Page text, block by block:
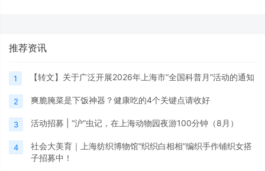
推荐资讯
1 【转文】关于广泛开展2026年上海市“全国科普月”活动的通知
2 爽脆腌菜是下饭神器？健康吃的4个关键点请收好
3 活动招募 | “沪”虫记，在上海动物园夜游100分钟（8月）
4
社会大美育｜上海纺织博物馆“织织白相相”编织手作铺织女搭
子招募中！